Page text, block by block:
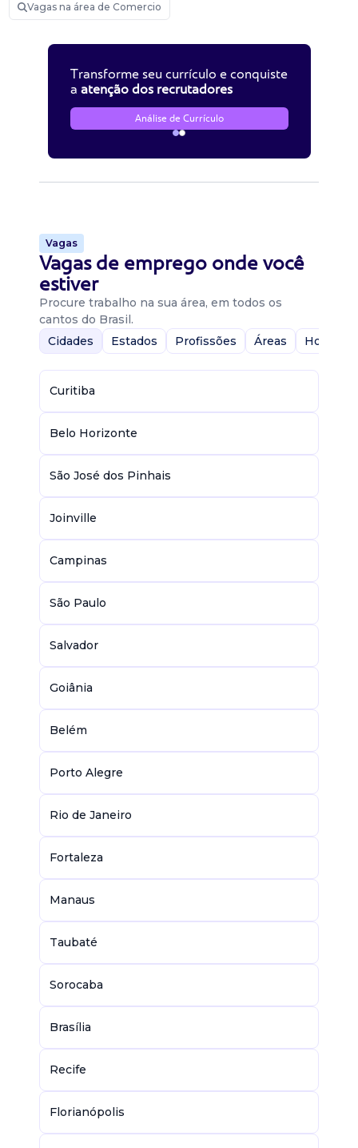
Vagas na área de Comercio
Transforme seu currículo e conquiste
a atenção dos recrutadores
Análise de Currículo
Vagas
Vagas de emprego onde você
estiver
Procure trabalho na sua área, em todos os
cantos do Brasil.
Cidades
Estados Profissões Áreas Home-
Curitiba
Belo Horizonte
São José dos Pinhais
Joinville
Campinas
São Paulo
Salvador
Goiânia
Belém
Porto Alegre
Rio de Janeiro
Fortaleza
Manaus
Taubaté
Sorocaba
Brasília
Recife
Florianópolis